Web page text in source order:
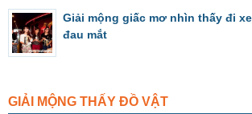
Giải mộng giấc mơ nhìn thấy đi
đau mắt
GIẢI MỘNG THẤY ĐỒ VẬT